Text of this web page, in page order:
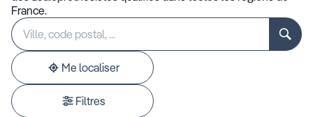
France.
Rechercher
établissement
Veuillez
renseigner
une
adresse
Me localiser
Filtres